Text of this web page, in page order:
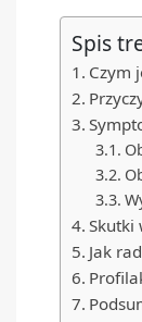
Spis
Czym
Skutki
Jak